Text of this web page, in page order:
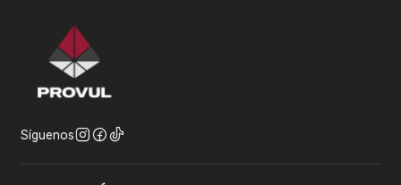
Síguenos